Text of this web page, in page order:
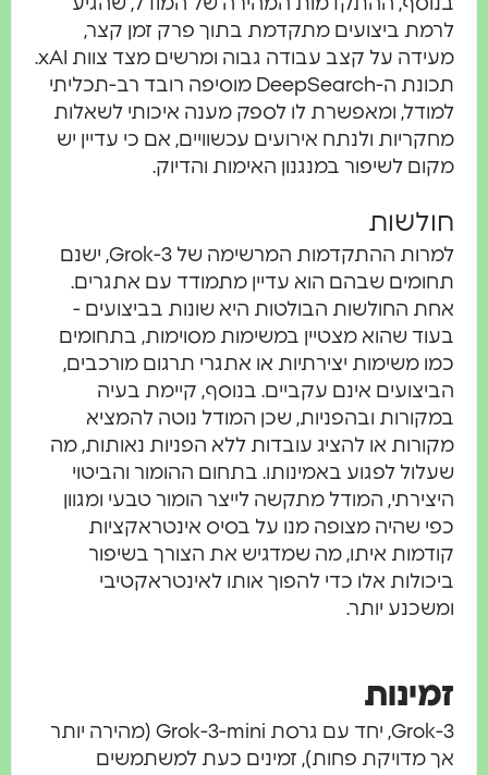
לרמת ביצועים מתקדמת בתוך פרק זמן קצר,
מעידה על קצב עבודה גבוה ומרשים מצד צוות xAI.
תכונת ה-DeepSearch מוסיפה רובד רב-תכליתי
למודל, ומאפשרת לו לספק מענה איכותי לשאלות
מחקריות ולנתח אירועים עכשוויים, אם כי עדיין יש
מקום לשיפור במנגנון האימות והדיוק.
חולשות
למרות ההתקדמות המרשימה של Grok-3, ישנם
תחומים שבהם הוא עדיין מתמודד עם אתגרים.
אחת החולשות הבולטות היא שונות בביצועים -
בעוד שהוא מצטיין במשימות מסוימות, בתחומים
כמו משימות יצירתיות או אתגרי תרגום מורכבים,
הביצועים אינם עקביים. בנוסף, קיימת בעיה
במקורות ובהפניות, שכן המודל נוטה להמציא
מקורות או להציג עובדות ללא הפניות נאותות, מה
שעלול לפגוע באמינותו. בתחום ההומור והביטוי
היצירתי, המודל מתקשה לייצר הומור טבעי ומגוון
כפי שהיה מצופה מנו על בסיס אינטראקציות
קודמות איתו, מה שמדגיש את הצורך בשיפור
ביכולות אלו כדי להפוך אותו לאינטראקטיבי
ומשכנע יותר.
זמינות
Grok-3, יחד עם גרסת Grok-3-mini (מהירה יותר
אך מדויקת פחות), זמינים כעת למשתמשים